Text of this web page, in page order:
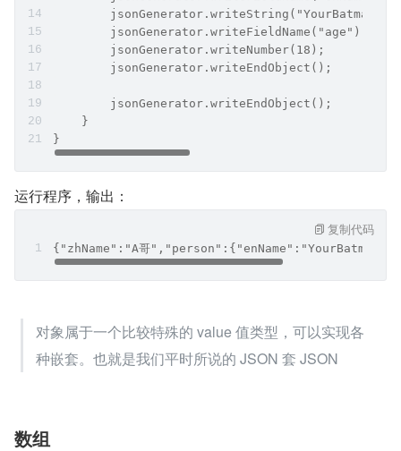
public void test4() throws IOException {
    JsonFactory factory = new JsonFactory();
try (JsonGenerator jsonGenerator =
        jsonGenerator.writeStartObject();
        jsonGenerator.writeFieldName("zhName");
        jsonGenerator.writeString("A哥");
        // 写对象（记得先写key 否则无效）
        jsonGenerator.writeFieldName("person");
        jsonGenerator.writeString("YourBatman");
        jsonGenerator.writeFieldName("age");
        jsonGenerator.writeNumber(18);